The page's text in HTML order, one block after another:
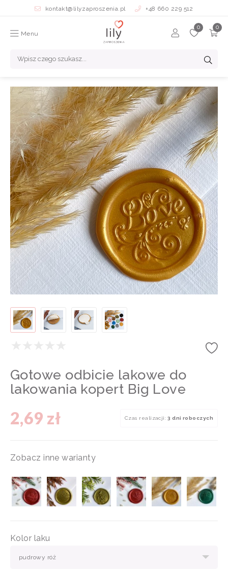
kontakt@lilyzaproszenia.pl +48 660 229 512
Menu
Gotowe odbicie lakowe do
lakowania kopert Big Love
2,69 zł Czas realizacji: 3 dni roboczych
Zobacz inne warianty
Kolor laku
pudrowy róż